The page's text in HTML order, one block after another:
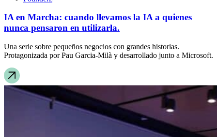
IA en Marcha: cuando llevamos la IA a quienes
nunca pensaron en utilizarla.
Una serie sobre pequeños negocios con grandes historias.
Protagonizada por Pau Garcia-Milà y desarrollado junto a Microsoft.